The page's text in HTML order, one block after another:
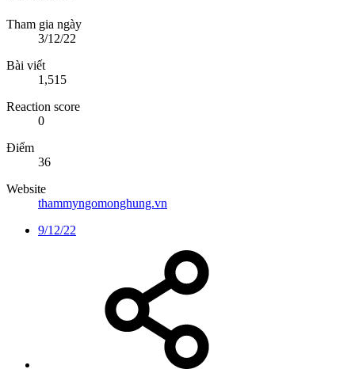
Tham gia ngày
3/12/22
Bài viết
1,515
Reaction score
0
Điểm
36
Website
thammyngomonghung.vn
9/12/22